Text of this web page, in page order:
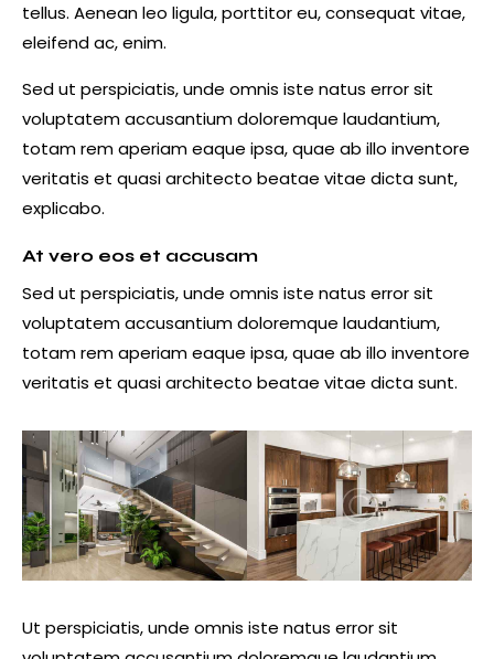
tellus. Aenean leo ligula, porttitor eu, consequat vitae,
eleifend ac, enim.
Sed ut perspiciatis, unde omnis iste natus error sit
voluptatem accusantium doloremque laudantium,
totam rem aperiam eaque ipsa, quae ab illo inventore
veritatis et quasi architecto beatae vitae dicta sunt,
explicabo.
At vero eos et accusam
Sed ut perspiciatis, unde omnis iste natus error sit
voluptatem accusantium doloremque laudantium,
totam rem aperiam eaque ipsa, quae ab illo inventore
veritatis et quasi architecto beatae vitae dicta sunt.
Ut perspiciatis, unde omnis iste natus error sit